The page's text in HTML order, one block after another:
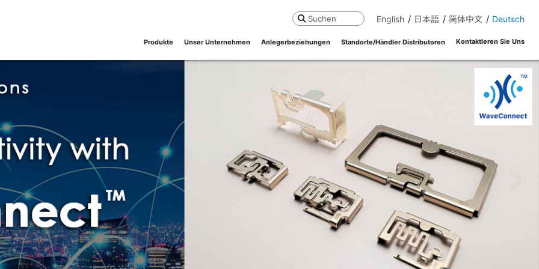
Suchen English 日本語 简体中文 Deutsch
Produkte Unser Unternehmen Anlegerbeziehungen Standorte/Händler Distributoren Kontaktieren Sie Uns